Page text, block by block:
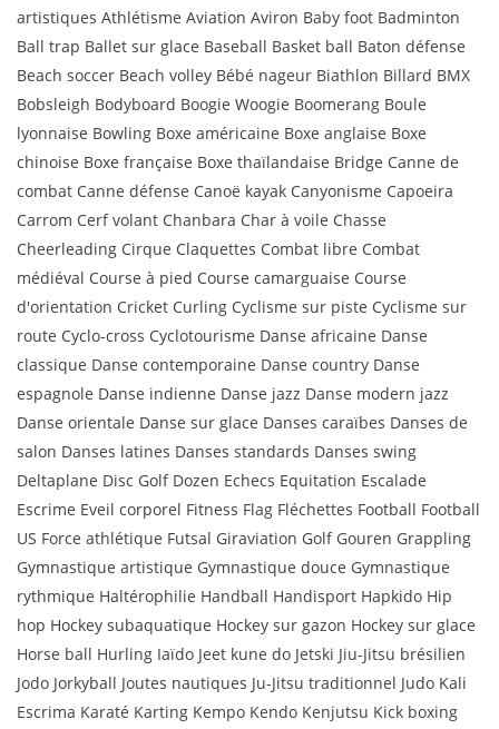
artistiques Athlétisme Aviation Aviron Baby foot Badminton
Ball trap Ballet sur glace Baseball Basket ball Baton défense
Beach soccer Beach volley Bébé nageur Biathlon Billard BMX
Bobsleigh Bodyboard Boogie Woogie Boomerang Boule
lyonnaise Bowling Boxe américaine Boxe anglaise Boxe
chinoise Boxe française Boxe thaïlandaise Bridge Canne de
combat Canne défense Canoë kayak Canyonisme Capoeira
Carrom Cerf volant Chanbara Char à voile Chasse
Cheerleading Cirque Claquettes Combat libre Combat
médiéval Course à pied Course camarguaise Course
d'orientation Cricket Curling Cyclisme sur piste Cyclisme sur
route Cyclo-cross Cyclotourisme Danse africaine Danse
classique Danse contemporaine Danse country Danse
espagnole Danse indienne Danse jazz Danse modern jazz
Danse orientale Danse sur glace Danses caraïbes Danses de
salon Danses latines Danses standards Danses swing
Deltaplane Disc Golf Dozen Echecs Equitation Escalade
Escrime Eveil corporel Fitness Flag Fléchettes Football Football
US Force athlétique Futsal Giraviation Golf Gouren Grappling
Gymnastique artistique Gymnastique douce Gymnastique
rythmique Haltérophilie Handball Handisport Hapkido Hip
hop Hockey subaquatique Hockey sur gazon Hockey sur glace
Horse ball Hurling Iaïdo Jeet kune do Jetski Jiu-Jitsu brésilien
Jodo Jorkyball Joutes nautiques Ju-Jitsu traditionnel Judo Kali
Escrima Karaté Karting Kempo Kendo Kenjutsu Kick boxing